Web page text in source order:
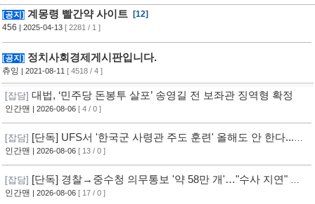
[공지] 계몽령 빨간약 사이트
[12]
456 | 2025-04-13 [ 2281 / 1 ]
[공지] 정치사회경제게시판입니다.
츄잉 | 2021-08-11 [ 4518 / 4 ]
[잡담] 대법, ‘민주당 돈봉투 살포’ 송영길 전 보좌관 징역형 확정
인간맨 | 2026-08-06 [ 4 / 0 ]
[잡담] [단독] UFS서 '한국군 사령관 주도 훈련' 올해도 안 한다...
美, 전작권 전환 신중 기류
인간맨 | 2026-08-06 [ 13 / 0 ]
[잡담] [단독] 경찰→중수청 의무통보 '약 58만 개'…"수사 지연" 반
발
인간맨 | 2026-08-06 [ 17 / 0 ]